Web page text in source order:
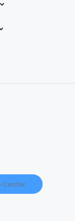
Center